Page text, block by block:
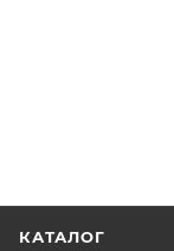
КАТАЛОГ